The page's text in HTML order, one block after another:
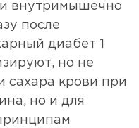
внутримышечно
после
диабет 1
но не
сахара крови при
но и для